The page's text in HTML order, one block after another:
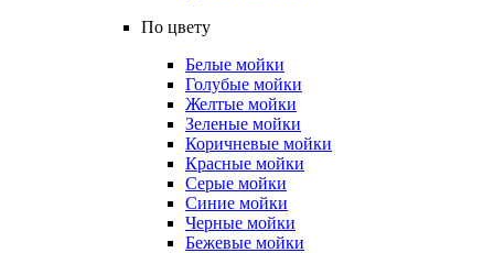
По цвету
Белые мойки
Голубые мойки
Желтые мойки
Зеленые мойки
Коричневые мойки
Красные мойки
Серые мойки
Синие мойки
Черные мойки
Бежевые мойки